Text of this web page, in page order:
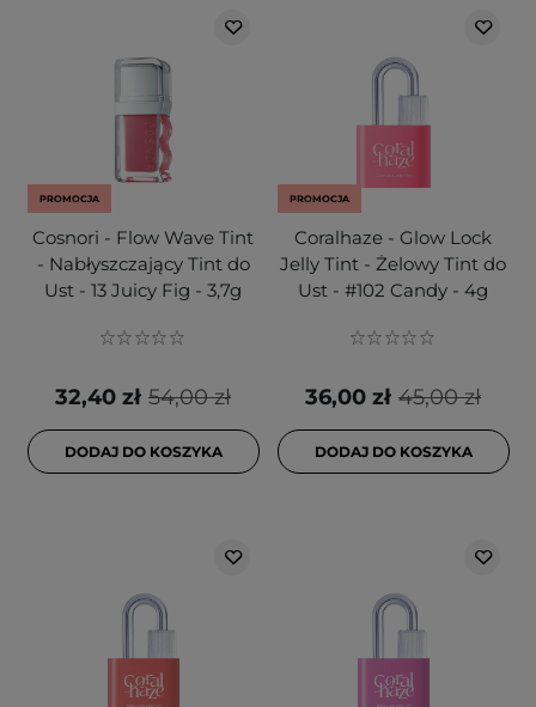
PROMOCJA
Cosnori - Flow Wave Tint
- Nabłyszczający Tint do
Ust - 13 Juicy Fig - 3,7g
54,00 zł
32,40 zł
DODAJ DO KOSZYKA
PROMOCJA
Coralhaze - Glow Lock
Jelly Tint - Żelowy Tint do
Ust - #102 Candy - 4g
45,00 zł
36,00 zł
DODAJ DO KOSZYKA